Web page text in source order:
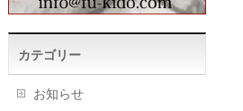
カテゴリー
お知らせ